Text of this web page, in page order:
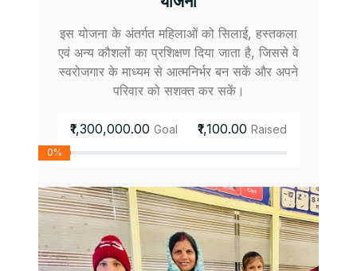
इस योजना के अंतर्गत महिलाओं को सिलाई, हस्तकला
एवं अन्य कौशलों का प्रशिक्षण दिया जाता है, जिससे वे
स्वरोजगार के माध्यम से आत्मनिर्भर बन सकें और अपने
परिवार को सशक्त कर सकें।
₹1,300,000.00 Goal ₹1,100.00 Raised
0%